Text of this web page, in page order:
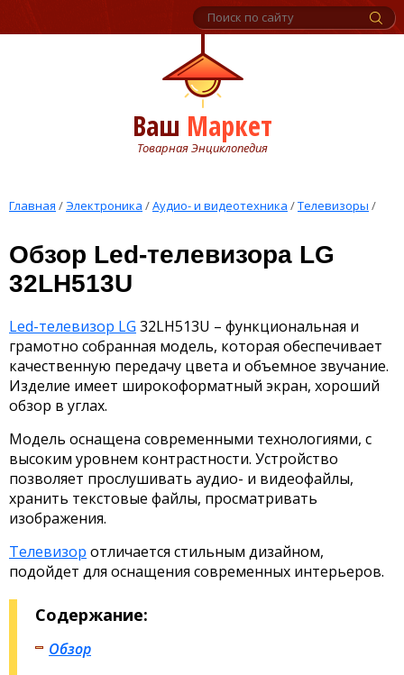
Ваш Маркет
Товарная Энциклопедия
Главная /Электроника /Аудио- и видеотехника /Телевизоры /
Обзор Led-телевизора LG
32LH513U
Led-телевизор LG 32LH513U – функциональная и
грамотно собранная модель, которая обеспечивает
качественную передачу цвета и объемное звучание.
Изделие имеет широкоформатный экран, хороший
обзор в углах.
Модель оснащена современными технологиями, с
высоким уровнем контрастности. Устройство
позволяет прослушивать аудио- и видеофайлы,
хранить текстовые файлы, просматривать
изображения.
Телевизор отличается стильным дизайном,
подойдет для оснащения современных интерьеров.
Содержание:
Обзор